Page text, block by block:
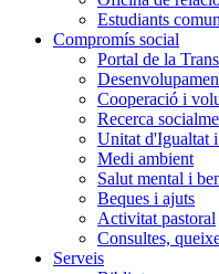
Estudiants
Compromís social
Portal de la
Cooperació i
Recerca
Unitat d'Igualtat
Medi ambient
Salut mental i
Beques i ajuts
Activitat pastoral
Consultes,
Serveis